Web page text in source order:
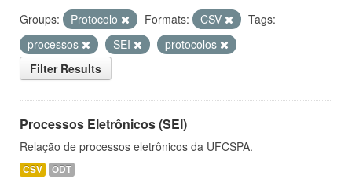
Groups: Protocolo Formats: CSV
Tags:
processos
SEI
protocolos
Filter Results
Processos Eletrônicos (SEI)
Relação de processos eletrônicos da UFCSPA.
CSV ODT